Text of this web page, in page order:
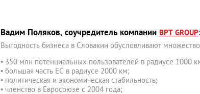
Вадим Поляков, соучредитель компании BPT GROUP
Выгодность бизнеса в Словакии обусловливают
• 350 млн потенциальных пользователей в радиусе 1000
• большая часть ЕС в радиусе 2000 км;
• политическая и экономическая стабильность;
• членство в Евросоюзе с 2004 года;